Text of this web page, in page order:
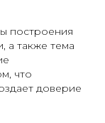
построения
а также тема
что
доверие